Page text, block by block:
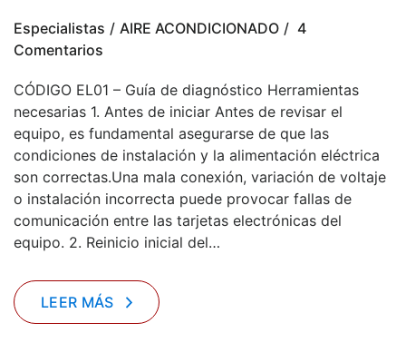
Especialistas AIRE ACONDICIONADO
4
Comentarios
CÓDIGO EL01 – Guía de diagnóstico Herramientas
necesarias 1. Antes de iniciar Antes de revisar el
equipo, es fundamental asegurarse de que las
condiciones de instalación y la alimentación eléctrica
son correctas.Una mala conexión, variación de voltaje
o instalación incorrecta puede provocar fallas de
comunicación entre las tarjetas electrónicas del
equipo. 2. Reinicio inicial del…
LEER MÁS